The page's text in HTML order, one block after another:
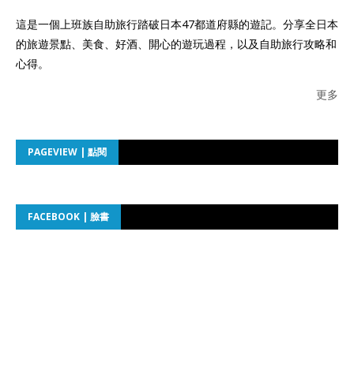
這是一個上班族自助旅行踏破日本47都道府縣的遊記。分享全日本
的旅遊景點、美食、好酒、開心的遊玩過程，以及自助旅行攻略和
心得。
更多
PAGEVIEW | 點閱
FACEBOOK | 臉書